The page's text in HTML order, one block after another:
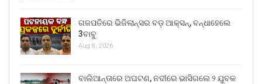
ଗଜପତିରେ ଭିଜିଲାନ୍ସର ବଡ଼ ଆକ୍ସନ୍, ବନ୍ଧାହେଲେ
3ବାବୁ
Aug 8, 2026
ବାଲିଆନ୍ତାରେ ଅଘଟଣ, ନଦୀରେ ଭାସିଗଲେ ୨ ଯୁବକ